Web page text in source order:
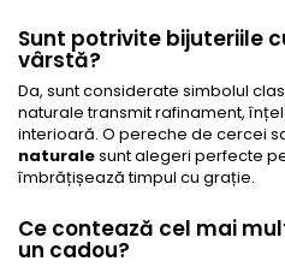
Sunt potrivite bijuteriile
vârstă?
Da, sunt considerate simbolul
naturale transmit rafinament,
interioară. O pereche de cercei
naturalesunt alegeri perfecte
îmbrățișează timpul cu grație.
Ce contează cel mai
un cadou?